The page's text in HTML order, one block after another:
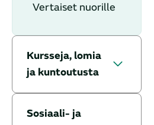
nodosa
Systeeminen
lupus
Vertaistarina:
Vertaiset nuorille
Kursseja, lomia
ja kuntoutusta
Arkea tukevat
Sosiaali- ja